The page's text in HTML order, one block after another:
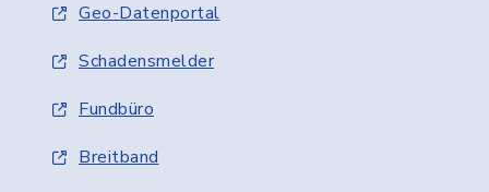
Geo-Datenportal
Schadensmelder
Fundbüro
Breitband